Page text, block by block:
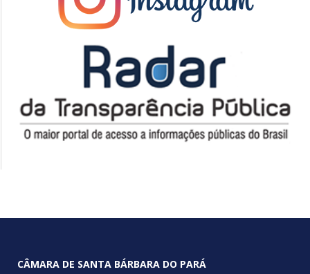
CÂMARA DE SANTA BÁRBARA DO PARÁ